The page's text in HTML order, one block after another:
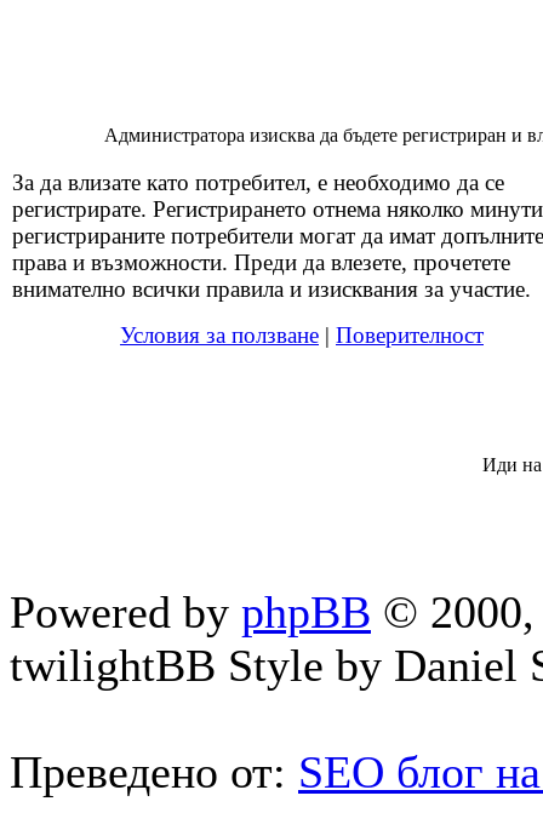
Администратора изисква да бъдете регистриран и
За да влизате като потребител, е необходимо да се
регистрирате. Регистрирането отнема няколко
регистрираните потребители могат да имат
права и възможности. Преди да влезете, прочетете
внимателно всички правила и изисквания за участие.
Условия за ползване | Поверителност
Иди
Powered by phpBB © 2000,
twilightBB Style by Daniel
Преведено от: SEO блог